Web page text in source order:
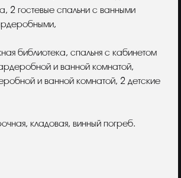
2 гостевые спальни с ванными
библиотека, спальня с кабинетом
и ванной комнатой,
и ванной комнатой, 2 детские
кладовая, винный погреб.